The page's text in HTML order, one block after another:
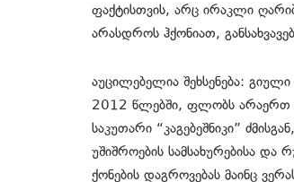
ფაქტისთვის, არც ირაკლი
არასდროს ჰქონიათ,
აუცილებელია შეხსენება:
2012 წლებში, ფლობს არაერთ
საკუთარი “კაგებეშნიკი”
უშიშროების სამსახურებისა და
ქონების დაგროვებას მაინც